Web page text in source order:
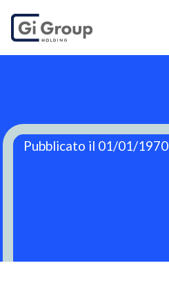
Pubblicato il 01/01/1970